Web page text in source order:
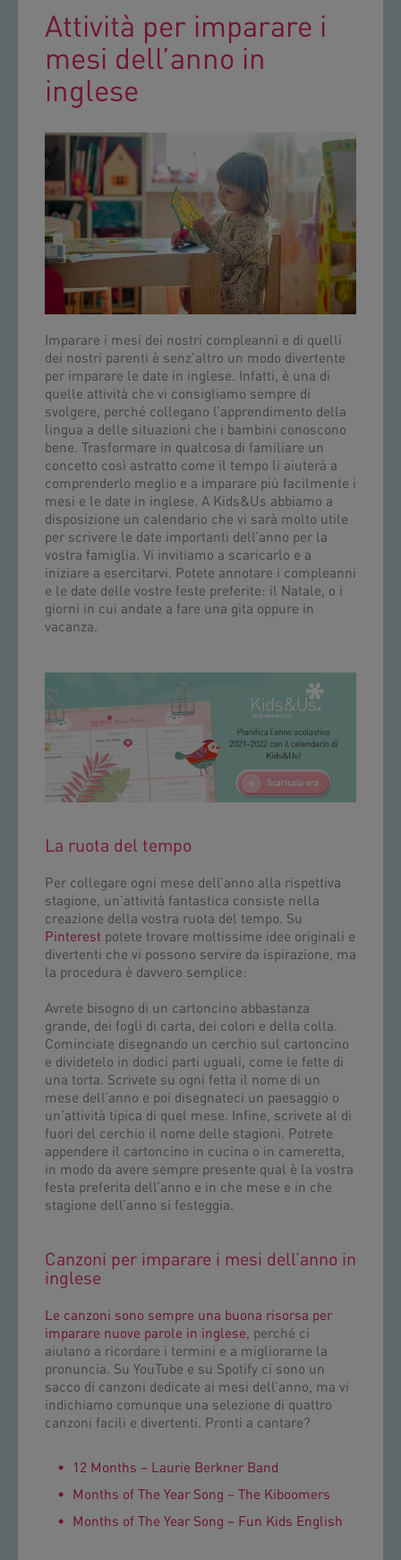
Attività per imparare i
mesi dell’anno in
inglese
Imparare i mesi dei nostri compleanni e di quelli
dei nostri parenti è senz'altro un modo divertente
per imparare le date in inglese. Infatti, è una di
quelle attività che vi consigliamo sempre di
svolgere, perché collegano l’apprendimento della
lingua a delle situazioni che i bambini conoscono
bene. Trasformare in qualcosa di familiare un
concetto così astratto come il tempo li aiuterà a
comprenderlo meglio e a imparare più facilmente i
mesi e le date in inglese. A Kids&Us abbiamo a
disposizione un calendario che vi sarà molto utile
per scrivere le date importanti dell’anno per la
vostra famiglia. Vi invitiamo a scaricarlo e a
iniziare a esercitarvi. Potete annotare i compleanni
e le date delle vostre feste preferite: il Natale, o i
giorni in cui andate a fare una gita oppure in
vacanza.
La ruota del tempo
Per collegare ogni mese dell’anno alla rispettiva
stagione, un’attività fantastica consiste nella
creazione della vostra ruota del tempo. Su
Pinterest potete trovare moltissime idee originali e
divertenti che vi possono servire da ispirazione, ma
la procedura è davvero semplice:
Avrete bisogno di un cartoncino abbastanza
grande, dei fogli di carta, dei colori e della colla.
Cominciate disegnando un cerchio sul cartoncino
e dividetelo in dodici parti uguali, come le fette di
una torta. Scrivete su ogni fetta il nome di un
mese dell’anno e poi disegnateci un paesaggio o
un’attività tipica di quel mese. Infine, scrivete al di
fuori del cerchio il nome delle stagioni. Potrete
appendere il cartoncino in cucina o in cameretta,
in modo da avere sempre presente qual è la vostra
festa preferita dell’anno e in che mese e in che
stagione dell’anno si festeggia.
Canzoni per imparare i mesi dell’anno in
inglese
Le canzoni sono sempre una buona risorsa per
imparare nuove parole in inglese, perché ci
aiutano a ricordare i termini e a migliorarne la
pronuncia. Su YouTube e su Spotify ci sono un
sacco di canzoni dedicate ai mesi dell’anno, ma vi
indichiamo comunque una selezione di quattro
canzoni facili e divertenti. Pronti a cantare?
12 Months – Laurie Berkner Band
Months of The Year Song – The Kiboomers
Months of The Year Song – Fun Kids English